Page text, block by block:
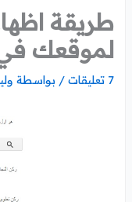
طريقة
لموقعك
7 تعليقات / بواسطة